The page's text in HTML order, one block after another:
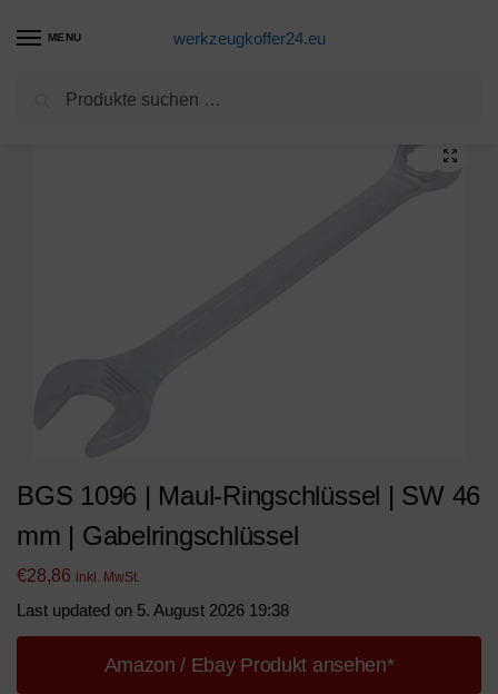
MENU werkzeugkoffer24.eu
Maulschlüssel Produkte
BGS 1096 | Maul-Ringschlüssel | SW 46
mm | Gabelringschlüssel
€28,86 inkl. MwSt.
Last updated on 5. August 2026 19:38
Amazon / Ebay Produkt ansehen*